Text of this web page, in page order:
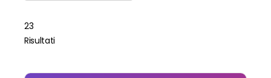
23
Risultati